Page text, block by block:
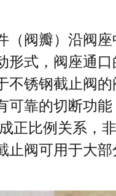
（阀瓣）沿阀
形式，阀座通
不锈钢截止阀
可靠的切断功
正比例关系，
止阀可用于大